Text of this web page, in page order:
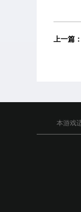
上一篇：
本游戏